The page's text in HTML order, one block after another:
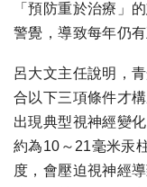
「預防重於治療」
警覺，導致每年仍
呂大文主任說明，
合以下三項條件才
出現典型視神經變
約為10～21毫米汞
度，會壓迫視神經